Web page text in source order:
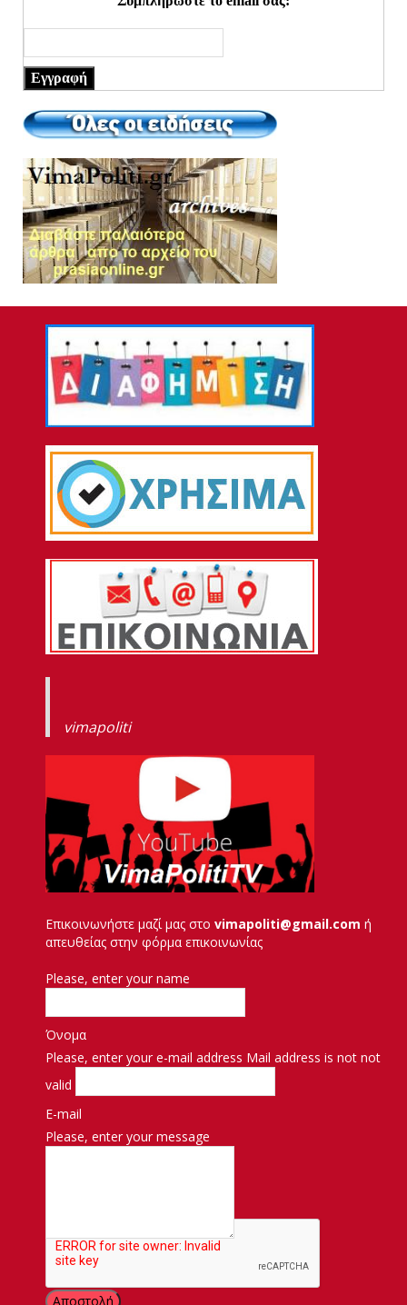
Εγγραφή
vimapoliti
Επικοινωνήστε μαζί μας στο vimapoliti@gmail.com ή
απευθείας στην φόρμα επικοινωνίας
Please, enter your name
Όνομα
Please, enter your e-mail address Mail address is not not
valid
E-mail
Please, enter your message
Μήνυμα